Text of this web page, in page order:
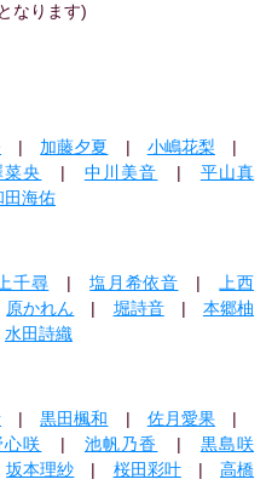
なります)
| 加藤夕夏 | 小嶋花梨 |
菜央 | 中川美音 | 平山真
田海佑
千尋 |塩月希依音 |
上西
原かれん | 堀詩音| 本郷柚
水田詩織
|黒田楓和 | 佐月愛果|
心咲 | 池帆乃香 | 黒島咲
坂本理紗 | 桜田彩叶| 高橋